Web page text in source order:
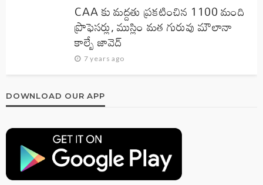
CAA కు మద్దతు ప్రకటించిన 1100 మంది
ప్రొఫెసర్లు, ముస్లిం మత గురువు మౌలానా
కాల్బే జావెద్‌
7 years ago
DOWNLOAD OUR APP